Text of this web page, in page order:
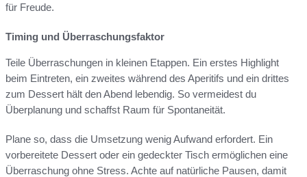
für Freude.
Timing und Überraschungsfaktor
Teile Überraschungen in kleinen Etappen. Ein erstes Highlight
beim Eintreten, ein zweites während des Aperitifs und ein drittes
zum Dessert hält den Abend lebendig. So vermeidest du
Überplanung und schaffst Raum für Spontaneität.
Plane so, dass die Umsetzung wenig Aufwand erfordert. Ein
vorbereitete Dessert oder ein gedeckter Tisch ermöglichen eine
Überraschung ohne Stress. Achte auf natürliche Pausen, damit